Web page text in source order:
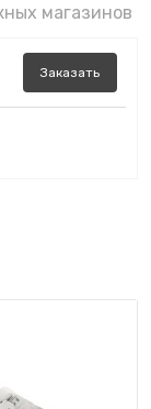
магазинов
Заказать